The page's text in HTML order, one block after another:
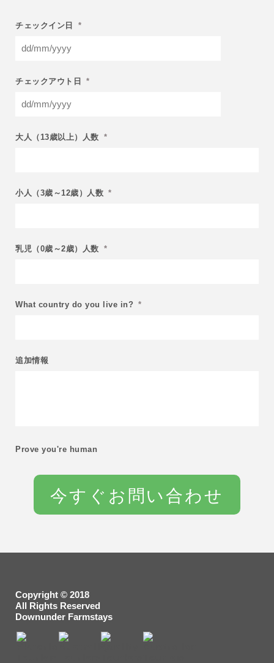
チェックイン日 *
ス
ラ
シ
MM
ス
ュ
YYYY
チェックアウト日 *
ス
ラ
MM
ス
ュ
YYYY
大人（13歳以上）人数 *
小人（3歳～12歳）人数 *
乳児（0歳～2歳）人数 *
What country do you live in? *
追加情報
Prove you're human
Copyright © 2018
All Rights Reserved
Downunder Farmstays